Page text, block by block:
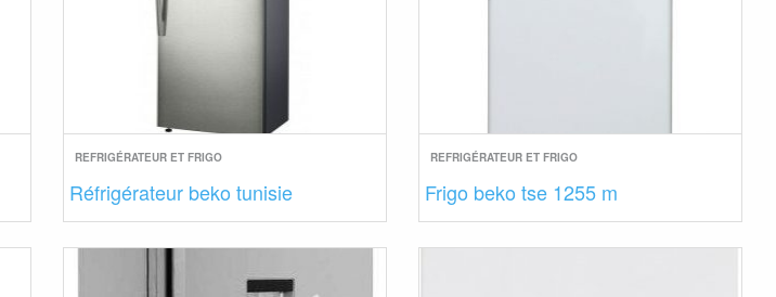
REFRIGÉRATEUR ET FRIGO
Réfrigérateur beko tunisie
REFRIGÉRATEUR ET FRIGO
Frigo beko tse 1255 m